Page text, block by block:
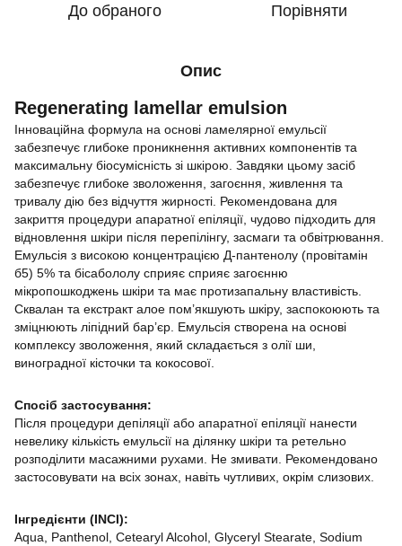
До обраного Порівняти
Опис
Regenerating lamellar emulsion
Інноваційна формула на основі ламелярної емульсії
забезпечує глибоке проникнення активних компонентів та
максимальну біосумісність зі шкірою. Завдяки цьому засіб
забезпечує глибоке зволоження, загоєння, живлення та
тривалу дію без відчуття жирності. Рекомендована для
закриття процедури апаратної епіляції, чудово підходить для
відновлення шкіри після перепілінгу, засмаги та обвітрювання.
Емульсія з високою концентрацією Д-пантенолу (провітамін
б5) 5% та бісабололу сприяє сприяє загоєнню
мікропошкоджень шкіри та має протизапальну властивість.
Сквалан та екстракт алое пом’якшують шкіру, заспокоюють та
зміцнюють ліпідний бар’єр. Емульсія створена на основі
комплексу зволоження, який складається з олії ши,
виноградної кісточки та кокосової.
Спосіб застосування:
Після процедури депіляції або апаратної епіляції нанести
невелику кількість емульсії на ділянку шкіри та ретельно
розподілити масажними рухами. Не змивати. Рекомендовано
застосовувати на всіх зонах, навіть чутливих, окрім слизових.
Інгредієнти (INCI):
Aqua, Panthenol, Cetearyl Alcohol, Glyceryl Stearate, Sodium